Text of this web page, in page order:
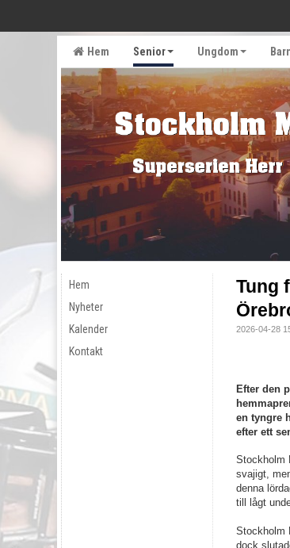
Hem Senior Ungdom
Hem
Nyheter
Kalender
Kontakt
Tung
2026-04-28
Efter den
en tyngre
efter ett
Stockholm
svajigt,
denna
till lågt
Stockholm
dock